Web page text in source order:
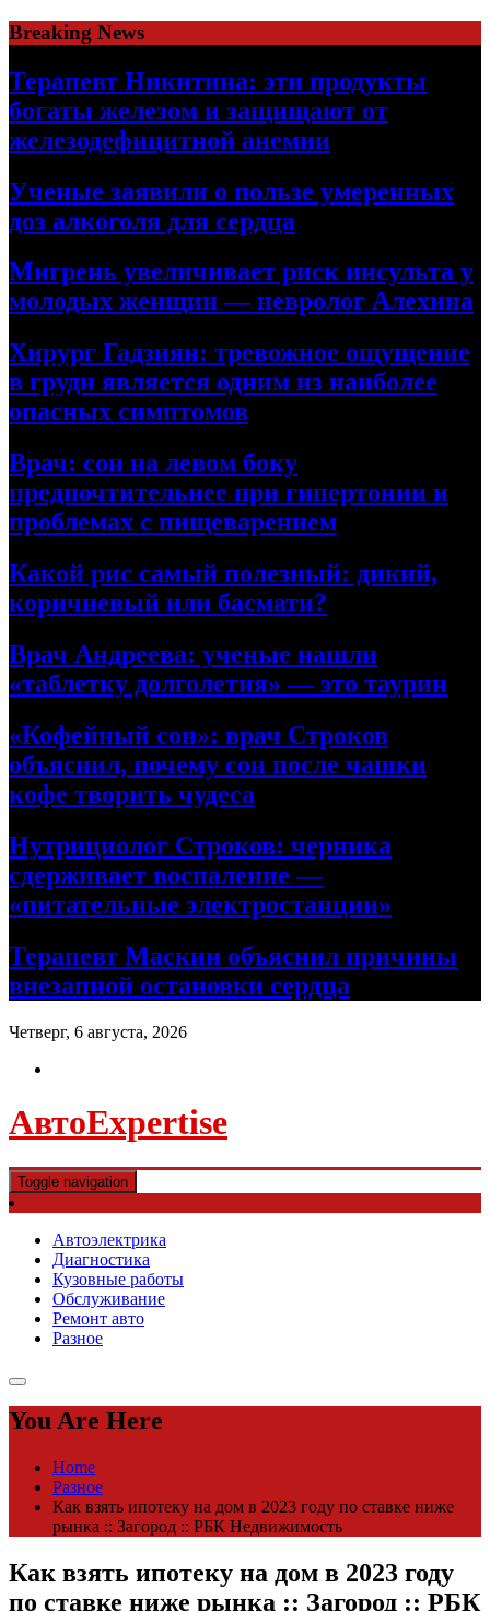
Skip
to
content
Breaking News
Терапевт Никитина: эти продукты
богаты железом и защищают от
железодефицитной анемии
Ученые заявили о пользе умеренных
доз алкоголя для сердца
Мигрень увеличивает риск инсульта у
молодых женщин — невролог Алехина
Хирург Гадзиян: тревожное ощущение
в груди является одним из наиболее
опасных симптомов
Врач: сон на левом боку
предпочтительнее при гипертонии и
проблемах с пищеварением
Какой рис самый полезный: дикий,
коричневый или басмати?
Врач Андреева: ученые нашли
«таблетку долголетия» — это таурин
«Кофейный сон»: врач Строков
объяснил, почему сон после чашки
кофе творить чудеса
Нутрициолог Строков: черника
сдерживает воспаление —
«питательные электростанции»
Терапевт Маскин объяснил причины
внезапной остановки сердца
Четверг, 6 августа, 2026
АвтоExpertise
Toggle navigation
Автоэлектрика
Диагностика
Кузовные работы
Обслуживание
Ремонт авто
Разное
You Are Here
Home
Разное
Как взять ипотеку на дом в 2023 году по ставке ниже
рынка :: Загород :: РБК Недвижимость
Как взять ипотеку на дом в 2023 году
по ставке ниже рынка :: Загород :: РБК